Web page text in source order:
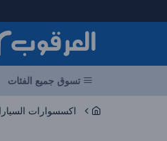
تسوق جميع الفئات
اكسسوارات